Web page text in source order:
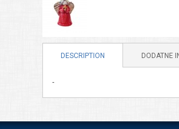
DESCRIPTION DODATNE
-